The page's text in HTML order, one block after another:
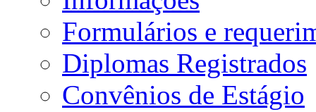
Formulários e
Diplomas Registrados
Convênios de Estágio